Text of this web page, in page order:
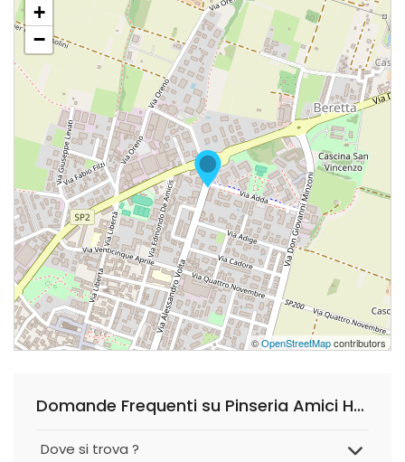
+
−
©OpenStreetMapcontributors
Domande Frequenti su Pinseria Amici House
Dove si trova ?